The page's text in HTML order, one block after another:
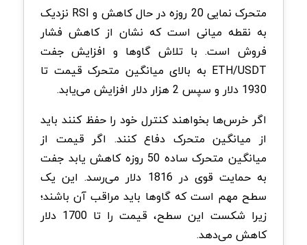
متحرک نمایی 20 روزه در حال کاهش و RSI نزدیک
به نقطه میانی است که نشان از کاهش فشار
فروش است. با تلاش گاو‌ها و افزایش جفت
ETH/USDT به بالای میانگین متحرک قیمت تا
1930 دلار و سپس 2 هزار دلار افزایش می‌یابد.
اگر خرس‌ها بخواهند کنترل خود را حفظ کنند باید
از میانگین متحرک دفاع کنند. اگر قیمت از
میانگین متحرک ساده 50 روزه کاهش یابد جفت
به حمایت قوی در 1816 دلار می‌رسد. این یک
سطح مهم است که گاوها باید مراقب آن باشند؛
زیرا شکست این سطح، قیمت را تا 1700 دلار
کاهش می‌دهد.